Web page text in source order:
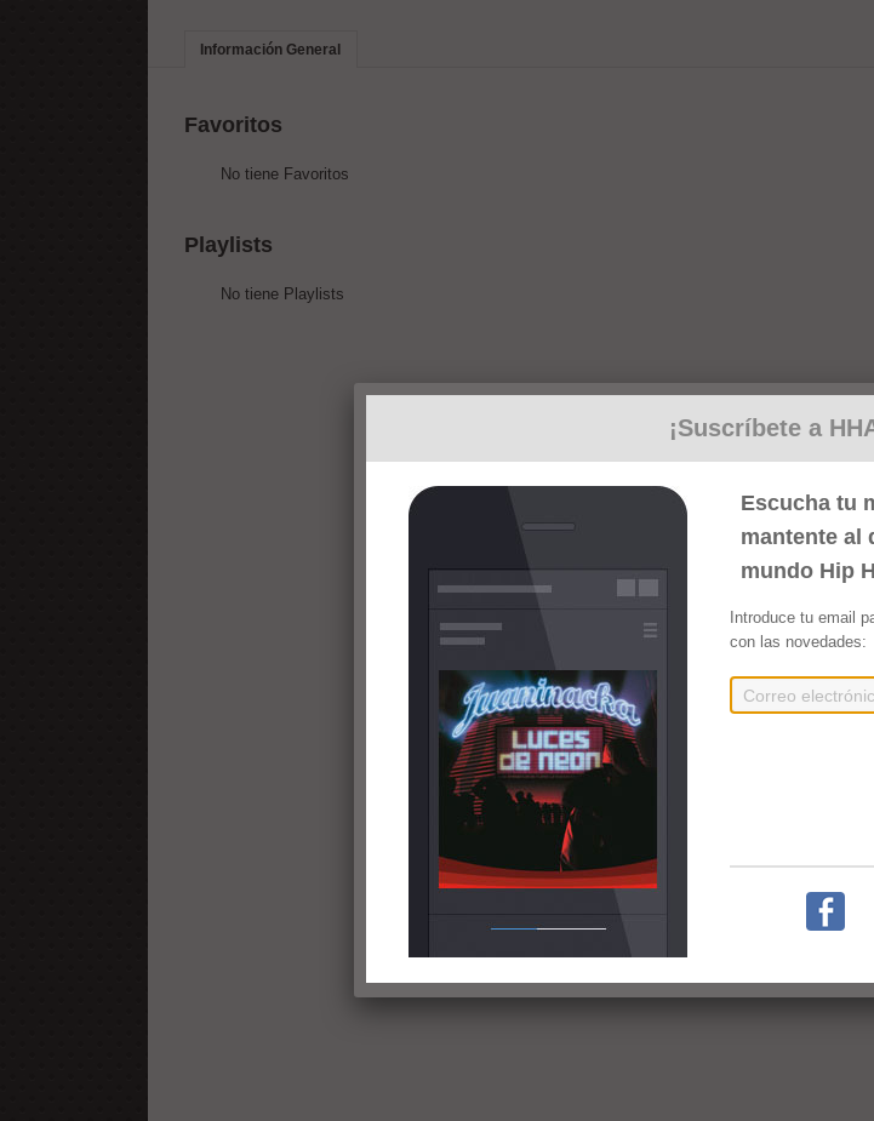
Información General
Favoritos
No tiene Favoritos
Playlists
No tiene Playlists
¡Suscríbete a
Escucha tu
mantente al
mundo Hip
Introduce tu email
con las novedades: